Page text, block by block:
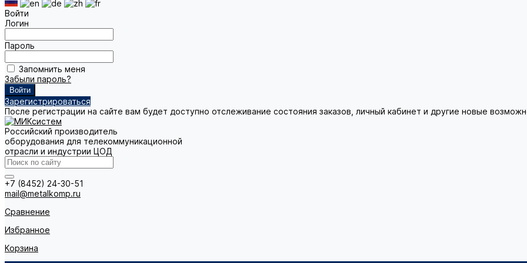
Войти
Логин
Пароль
Запомнить меня
Забыли пароль?
Зарегистрироваться
После регистрации на сайте вам будет доступно отслеживание состояния заказов, личный кабинет и другие новые
Российский производитель
оборудования для телекоммуникационной
отрасли и индустрии ЦОД
+7 (8452) 24-30-51
mail@metalkomp.ru
Сравнение
Избранное
Корзина